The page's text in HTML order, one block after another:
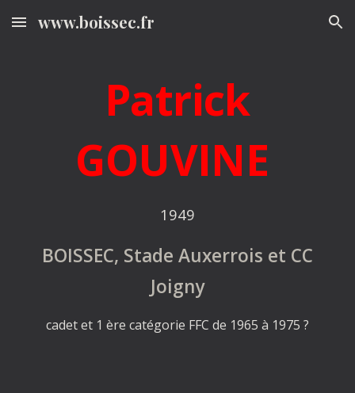
Skip to main content Skip to navigation
www.boissec.fr
Patrick
GOUVINE
1949
BOISSEC, Stade Auxerrois et CC
Joigny
cadet et 1 ère catégorie FFC de 1965 à 1975 ?